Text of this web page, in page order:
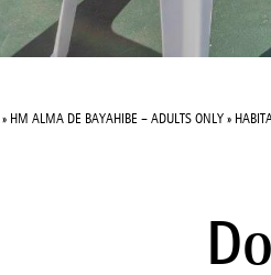
» HM ALMA DE BAYAHIBE – ADULTS ONLY »